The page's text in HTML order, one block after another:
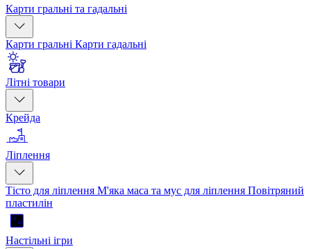
Карти гральні та гадальні
Карти гральні Карти гадальні
Літні товари
Крейда
Ліплення
Тісто для ліплення М'яка маса та мус для ліплення Повітряний
пластилін
Настільні ігри